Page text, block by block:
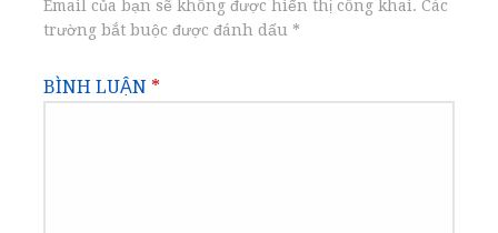
Email của bạn sẽ không được hiển thị công khai. Các
trường bắt buộc được đánh dấu *
BÌNH LUẬN *